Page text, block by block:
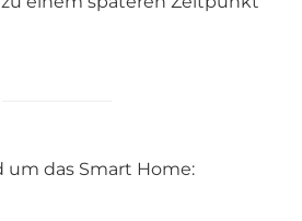
um das Smart Home: